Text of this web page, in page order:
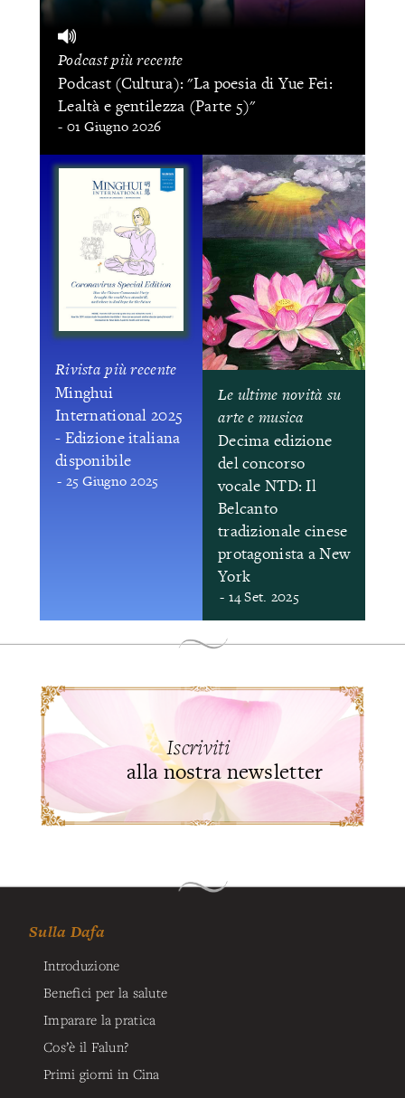
Podcast più recente
Podcast (Cultura): "La poesia di Yue Fei:
Lealtà e gentilezza (Parte 5)"
- 01 Giugno 2026
Rivista più recente
Minghui
International 2025
- Edizione italiana
disponibile
- 25 Giugno 2025
Le ultime novità su
arte e musica
Decima edizione
del concorso
vocale NTD: Il
Belcanto
tradizionale cinese
protagonista a New
York
- 14 Set. 2025
Iscriviti
alla nostra newsletter
Sulla Dafa
Introduzione
Benefici per la salute
Imparare la pratica
Cos’è il Falun?
Primi giorni in Cina